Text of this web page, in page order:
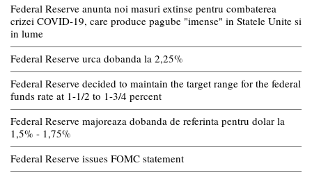
Federal Reserve anunta noi masuri extinse pentru combaterea
crizei COVID-19, care produce pagube "imense" in Statele Unite si
in lume
Federal Reserve urca dobanda la 2,25%
Federal Reserve decided to maintain the target range for the federal
funds rate at 1-1/2 to 1-3/4 percent
Federal Reserve majoreaza dobanda de referinta pentru dolar la
1,5% - 1,75%
Federal Reserve issues FOMC statement